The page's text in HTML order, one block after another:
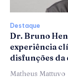
Destaque
Dr. Bruno
experiência
disfunções da
Matheus Mattuvo